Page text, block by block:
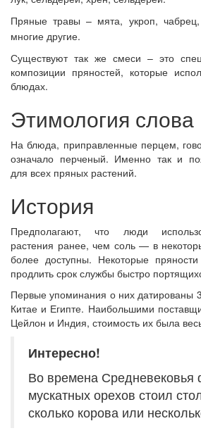
Пряные травы – мята, укроп,
многие другие.
Существуют так же смеси – это
композиции пряностей, которые
блюдах.
Этимология слова
На блюда, приправленные перцем,
означало перченый. Именно так и
для всех пряных растений.
История
Предполагают, что люди
растения ранее, чем соль — в
более доступны. Некоторые
продлить срок службы быстро
Первые упоминания о них датированы
Китае и Египте. Наибольшими
Цейлон и Индия, стоимость их была
Интересно!
Во времена Средневековья
мускатных орехов стоил
сколько корова или